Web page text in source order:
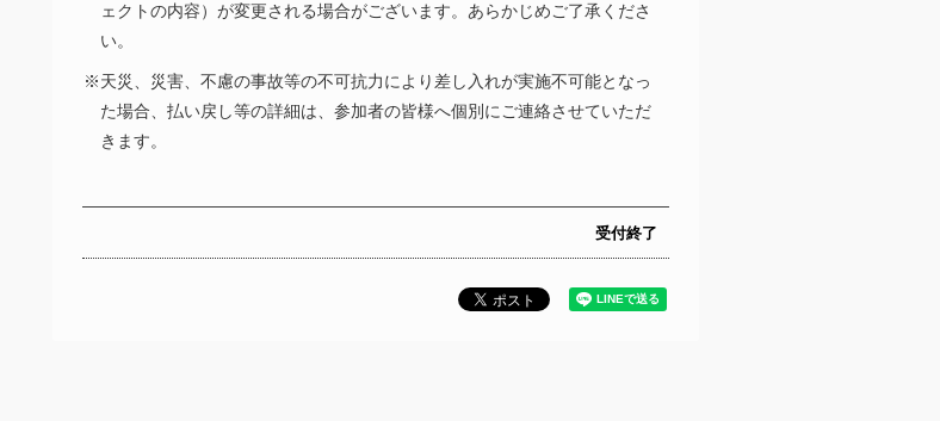
ェクトの内容）が変更される場合がございます。あらかじめご了承くださ
い。
※天災、災害、不慮の事故等の不可抗力により差し入れが実施不可能となっ
た場合、払い戻し等の詳細は、参加者の皆様へ個別にご連絡させていただ
きます。
受付終了